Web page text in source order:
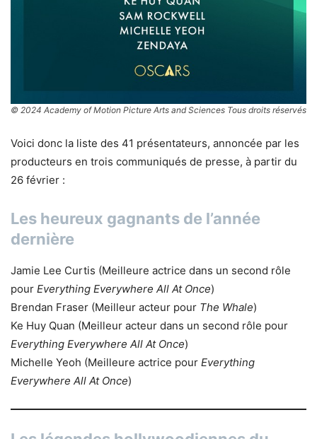
© 2024 Academy of Motion Picture Arts and Sciences Tous droits réservés
Voici donc la liste des 41 présentateurs, annoncée par les
producteurs en trois communiqués de presse, à partir du
26 février :
Les heureux gagnants de l’année
dernière
Jamie Lee Curtis (Meilleure actrice dans un second rôle
pour Everything Everywhere All At Once)
Brendan Fraser (Meilleur acteur pour The Whale)
Ke Huy Quan (Meilleur acteur dans un second rôle pour
Everything Everywhere All At Once)
Michelle Yeoh (Meilleure actrice pour Everything
Everywhere All At Once)